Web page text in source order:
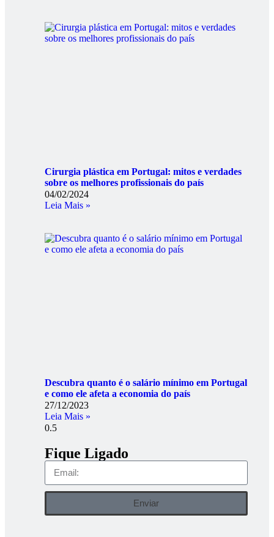
Cirurgia plástica em Portugal: mitos e verdades
sobre os melhores profissionais do país
04/02/2024
Leia Mais »
Descubra quanto é o salário mínimo em Portugal
e como ele afeta a economia do país
27/12/2023
Leia Mais »
Fique Ligado
Enviar